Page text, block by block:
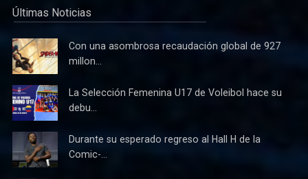
Últimas Noticias
Con una asombrosa recaudación global de 927
millon...
La Selección Femenina U17 de Voleibol hace su
debu...
Durante su esperado regreso al Hall H de la
Comic-...